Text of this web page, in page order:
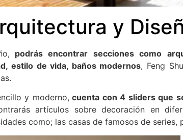
y
podrás encontrar secciones como
estilo de vida, baños modernos, Feng
y moderno, cuenta con 4 sliders que
artículos sobre decoración en
como; las casas de famosos de series,